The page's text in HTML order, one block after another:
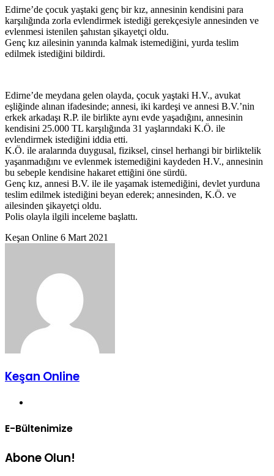
posta
göndermek
Edirne’de çocuk yaştaki genç bir kız, annesinin kendisini para
karşılığında zorla evlendirmek istediği gerekçesiyle annesinden ve
evlenmesi istenilen şahıstan şikayetçi oldu.
Genç kız ailesinin yanında kalmak istemediğini, yurda teslim
edilmek istediğini bildirdi.
Edirne’de meydana gelen olayda, çocuk yaştaki H.V., avukat
eşliğinde alınan ifadesinde; annesi, iki kardeşi ve annesi B.V.’nin
erkek arkadaşı R.P. ile birlikte aynı evde yaşadığını, annesinin
kendisini 25.000 TL karşılığında 31 yaşlarındaki K.Ö. ile
evlendirmek istediğini iddia etti.
K.Ö. ile aralarında duygusal, fiziksel, cinsel herhangi bir birliktelik
yaşanmadığını ve evlenmek istemediğini kaydeden H.V., annesinin
bu sebeple kendisine hakaret ettiğini öne sürdü.
Genç kız, annesi B.V. ile ile yaşamak istemediğini, devlet yurduna
teslim edilmek istediğini beyan ederek; annesinden, K.Ö. ve
ailesinden şikayetçi oldu.
Polis olayla ilgili inceleme başlattı.
Keşan Online Bir
6 Mart 2021
Keşan Online
E-Bültenimize
Abone Olun!